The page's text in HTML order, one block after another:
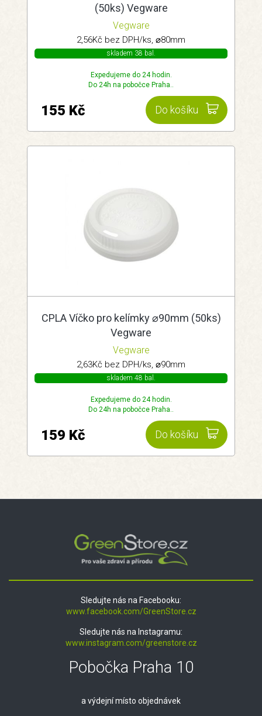
(50ks) Vegware
Vegware
2,56Kč bez DPH/ks, ⌀80mm
skladem 38 bal.
Expedujeme do 24 hodin.
Do 24h na pobočce Praha..
Do košíku
155 Kč
CPLA Víčko pro kelímky ⌀90mm (50ks)
Vegware
Vegware
2,63Kč bez DPH/ks, ⌀90mm
skladem 48 bal.
Expedujeme do 24 hodin.
Do 24h na pobočce Praha..
Do košíku
159 Kč
Sledujte nás na Facebooku:
www.facebook.com/GreenStore.cz
Sledujte nás na Instagramu:
www.instagram.com/greenstore.cz
Pobočka Praha 10
a výdejní místo objednávek